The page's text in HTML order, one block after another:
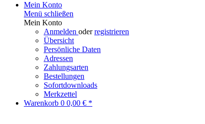
Mein Konto
Menü schließen
Mein Konto
Anmelden oderregistrieren
Übersicht
Persönliche Daten
Adressen
Zahlungsarten
Bestellungen
Sofortdownloads
Merkzettel
Warenkorb 0 0,00 € *